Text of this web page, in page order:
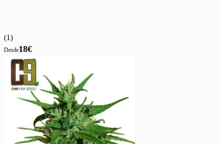
(1)
Desde18€